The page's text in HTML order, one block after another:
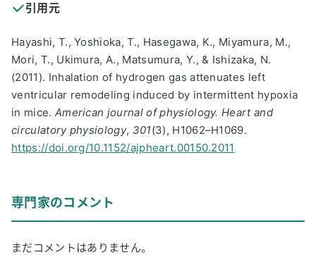
引用元
Hayashi, T., Yoshioka, T., Hasegawa, K., Miyamura, M.,
Mori, T., Ukimura, A., Matsumura, Y., & Ishizaka, N.
(2011). Inhalation of hydrogen gas attenuates left
ventricular remodeling induced by intermittent hypoxia
in mice. American journal of physiology. Heart and
circulatory physiology, 301(3), H1062–H1069.
https://doi.org/10.1152/ajpheart.00150.2011
専門家のコメント
まだコメントはありません。